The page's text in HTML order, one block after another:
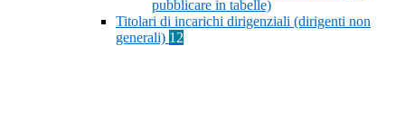
pubblicare in tabelle)
Titolari di incarichi dirigenziali (dirigenti non
generali) 12